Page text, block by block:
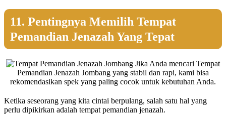
11. Pentingnya Memilih Tempat
Pemandian Jenazah Yang Tepat
Jika Anda mencari Tempat
Pemandian Jenazah Jombang yang stabil dan rapi, kami bisa
rekomendasikan spek yang paling cocok untuk kebutuhan Anda.
Ketika seseorang yang kita cintai berpulang, salah satu hal yang
perlu dipikirkan adalah tempat pemandian jenazah.